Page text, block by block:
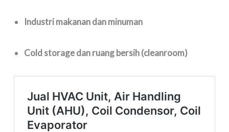
Industri makanan dan minuman
Cold storage dan ruang bersih (cleanroom)